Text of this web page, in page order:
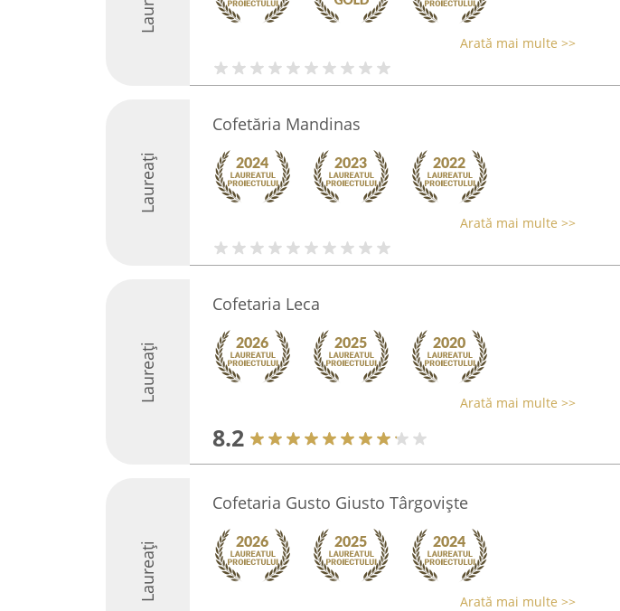
Arată mai multe >>
Laureați
Cofetăria Mandinas
Arată mai multe >>
Laureați
Cofetaria Leca
Arată mai multe >>
8.2
Laureați
Cofetaria Gusto Giusto Târgoviște
Arată mai multe >>